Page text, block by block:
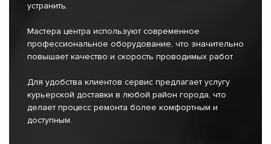
устранить.
Мастера центра используют современное
профессиональное оборудование, что значительно
повышает качество и скорость проводимых работ.
Для удобства клиентов сервис предлагает услугу
курьерской доставки в любой район города, что
делает процесс ремонта более комфортным и
доступным.